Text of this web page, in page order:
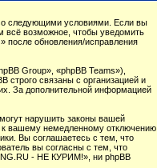
следующими условиями. Если вы
всё возможное, чтобы уведомить
после обновления/исправления
Group», «phpBB Teams»),
строго связаны с организацией и
За дополнительной информацией
нарушить законы вашей
к вашему немедленному отключению
Вы соглашаетесь с тем, что
вы согласны с тем, что
- НЕ КУРИМ!», ни phpBB